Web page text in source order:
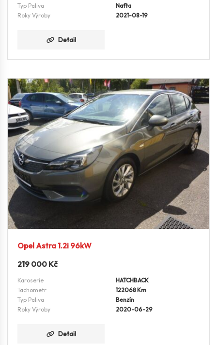
Typ Paliva
Nafta
Roky Výroby
2021-08-19
Detail
Opel Astra 1.2i 96kW
219 000 Kč
Karoserie
HATCHBACK
Tachometr
122068 Km
Typ Paliva
Benzín
Roky Výroby
2020-06-29
Detail